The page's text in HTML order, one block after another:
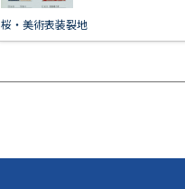
桜・美術表装裂地